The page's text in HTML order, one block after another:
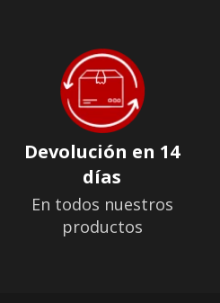
Devolución en 14
días
En todos nuestros
productos